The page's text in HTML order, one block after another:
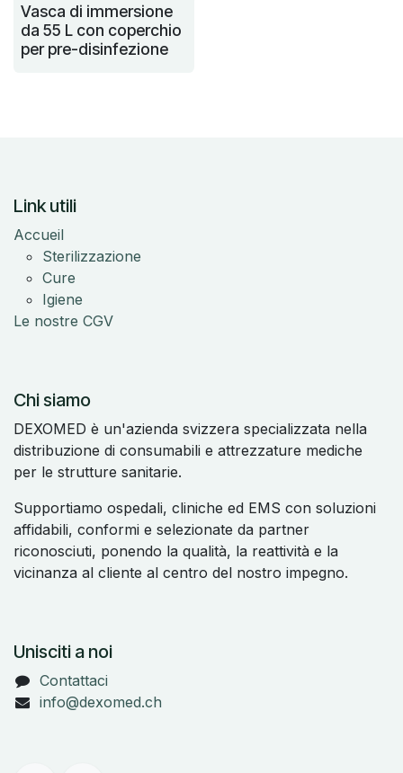
Vasca di immersione
da 55 L con coperchio
per pre-disinfezione
Link utili
Accueil
Sterilizzazione
Cure
Igiene
Le nostre CGV
Chi siamo
DEXOMED è un'azienda svizzera specializzata nella
distribuzione di consumabili e attrezzature mediche
per le strutture sanitarie.
Supportiamo ospedali, cliniche ed EMS con soluzioni
affidabili, conformi e selezionate da partner
riconosciuti, ponendo la qualità, la reattività e la
vicinanza al cliente al centro del nostro impegno.
Unisciti a noi
Contattaci
info@dexomed.ch